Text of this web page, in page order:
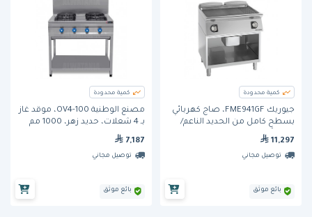
كمية محدودة
جيوريك FME941GF، صاج كهربائي
بسطح كامل من الحديد الناعم/
المضلّع على خزانة قاعدة مفتوحة
11,297
توصيل مجاني
بائع موثق
كمية محدودة
مصنع الوطنية OV4-100، موقد غاز
بـ 4 شعلات، حديد زهر، 1000 مم
7,187
توصيل مجاني
بائع موثق